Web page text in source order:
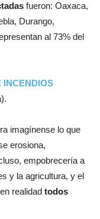
fueron: Oaxaca,
Durango,
al 73% del
INCENDIOS
imagínense lo que
erosiona,
empobrecería a
y la agricultura, y el
realidad todos